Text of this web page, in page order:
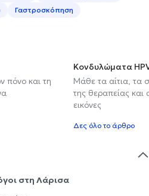
Γαστροσκόπηση
πόνο και τη
Κονδυλώματα
Μάθε τα αίτια, τα
της θεραπείας
εικόνες
Δες όλο το άρθρο
στη Λάρισα